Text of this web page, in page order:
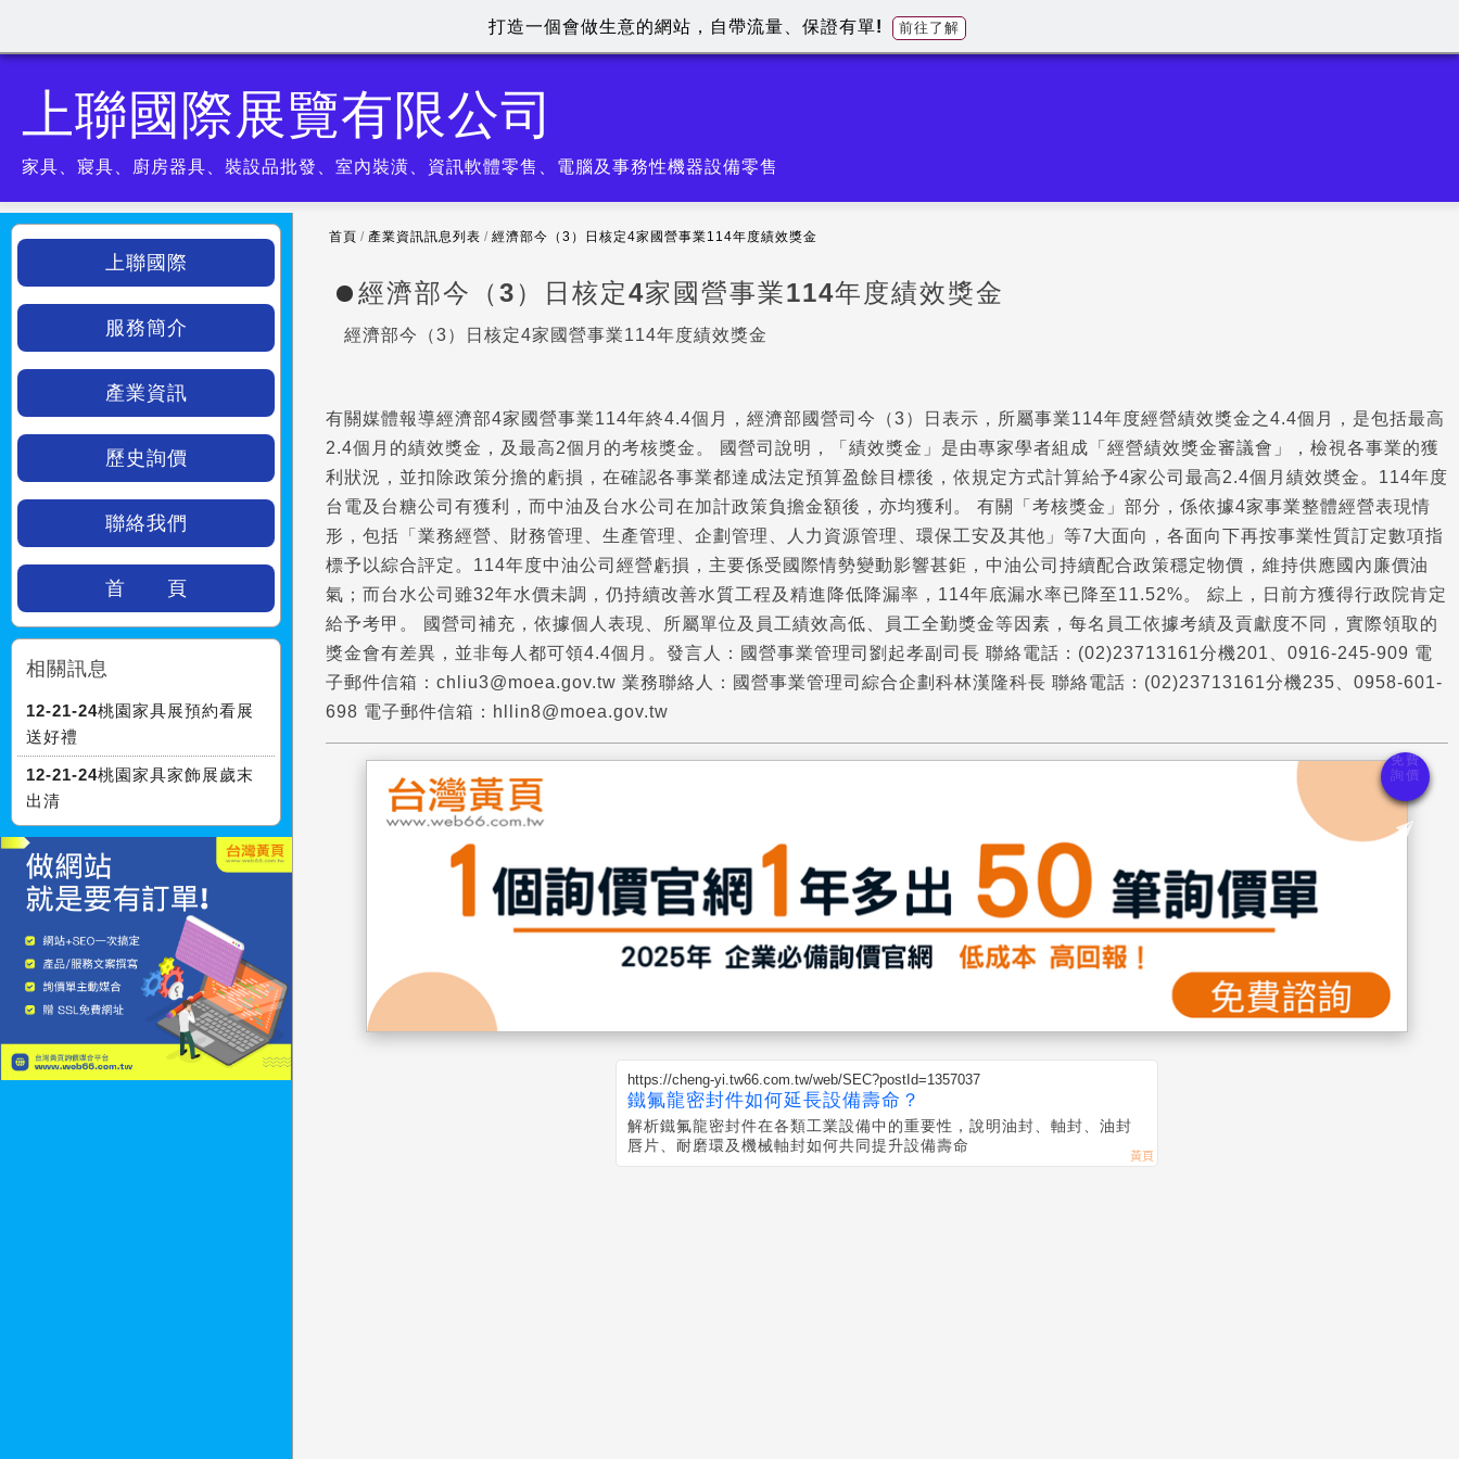
上聯國際展覽有限公司
家具、寢具、廚房器具、裝設品批發、室內裝潢、資訊軟體零售、電腦及事務性機器設備零售
首頁 / 產業資訊訊息列表 / 經濟部今（3）日核定4家國營事業114年度績效獎金
經濟部今（3）日核定4家國營事業114年度績效獎金
經濟部今（3）日核定4家國營事業114年度績效獎金
有關媒體報導經濟部4家國營事業114年終4.4個月，經濟部國營司今（3）日表示，所屬事業114年度經營績效獎金之4.4個月，是包括最高
2.4個月的績效獎金，及最高2個月的考核獎金。 國營司說明，「績效獎金」是由專家學者組成「經營績效獎金審議會」，檢視各事業的獲
利狀況，並扣除政策分擔的虧損，在確認各事業都達成法定預算盈餘目標後，依規定方式計算給予4家公司最高2.4個月績效奬金。114年度
台電及台糖公司有獲利，而中油及台水公司在加計政策負擔金額後，亦均獲利。 有關「考核獎金」部分，係依據4家事業整體經營表現情
形，包括「業務經營、財務管理、生產管理、企劃管理、人力資源管理、環保工安及其他」等7大面向，各面向下再按事業性質訂定數項指
標予以綜合評定。114年度中油公司經營虧損，主要係受國際情勢變動影響甚鉅，中油公司持續配合政策穩定物價，維持供應國內廉價油
氣；而台水公司雖32年水價未調，仍持續改善水質工程及精進降低降漏率，114年底漏水率已降至11.52%。 綜上，日前方獲得行政院肯定
給予考甲。 國營司補充，依據個人表現、所屬單位及員工績效高低、員工全勤獎金等因素，每名員工依據考績及貢獻度不同，實際領取的
獎金會有差異，並非每人都可領4.4個月。發言人：國營事業管理司劉起孝副司長 聯絡電話：(02)23713161分機201、0916-245-909 電
子郵件信箱：chliu3@moea.gov.tw 業務聯絡人：國營事業管理司綜合企劃科林漢隆科長 聯絡電話：(02)23713161分機235、0958-601-
698 電子郵件信箱：hllin8@moea.gov.tw
https://cheng-yi.tw66.com.tw/web/SEC?postId=1357037
鐵氟龍密封件如何延長設備壽命？
解析鐵氟龍密封件在各類工業設備中的重要性，說明油封、軸封、油封
唇片、耐磨環及機械軸封如何共同提升設備壽命
上聯國際
服務簡介
產業資訊
歷史詢價
聯絡我們
首 頁
相關訊息
12-21-24桃園家具展預約看展
送好禮
12-21-24桃園家具家飾展歲末
出清
打造一個會做生意的網站，自帶流量、保證有單! 前往了解